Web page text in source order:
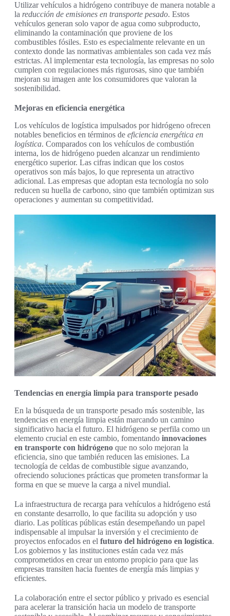
Utilizar vehículos a hidrógeno contribuye de manera notable a
la reducción de emisiones en transporte pesado. Estos
vehículos generan solo vapor de agua como subproducto,
eliminando la contaminación que proviene de los
combustibles fósiles. Esto es especialmente relevante en un
contexto donde las normativas ambientales son cada vez más
estrictas. Al implementar esta tecnología, las empresas no solo
cumplen con regulaciones más rigurosas, sino que también
mejoran su imagen ante los consumidores que valoran la
sostenibilidad.
Mejoras en eficiencia energética
Los vehículos de logística impulsados por hidrógeno ofrecen
notables beneficios en términos de eficiencia energética en
logística. Comparados con los vehículos de combustión
interna, los de hidrógeno pueden alcanzar un rendimiento
energético superior. Las cifras indican que los costos
operativos son más bajos, lo que representa un atractivo
adicional. Las empresas que adoptan esta tecnología no solo
reducen su huella de carbono, sino que también optimizan sus
operaciones y aumentan su competitividad.
Tendencias en energía limpia para transporte pesado
En la búsqueda de un transporte pesado más sostenible, las
tendencias en energía limpia están marcando un camino
significativo hacia el futuro. El hidrógeno se perfila como un
elemento crucial en este cambio, fomentando innovaciones
en transporte con hidrógeno que no solo mejoran la
eficiencia, sino que también reducen las emisiones. La
tecnología de celdas de combustible sigue avanzando,
ofreciendo soluciones prácticas que prometen transformar la
forma en que se mueve la carga a nivel mundial.
La infraestructura de recarga para vehículos a hidrógeno está
en constante desarrollo, lo que facilita su adopción y uso
diario. Las políticas públicas están desempeñando un papel
indispensable al impulsar la inversión y el crecimiento de
proyectos enfocados en el futuro del hidrógeno en logística.
Los gobiernos y las instituciones están cada vez más
comprometidos en crear un entorno propicio para que las
empresas transiten hacia fuentes de energía más limpias y
eficientes.
La colaboración entre el sector público y privado es esencial
para acelerar la transición hacia un modelo de transporte